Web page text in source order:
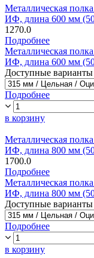
Металлическая
ИФ, длина 600 мм
1270.0
Подробнее
Металлическая
ИФ, длина 600 мм
Доступные варианты
Подробнее
в корзину
Металлическая
ИФ, длина 800 мм
1700.0
Подробнее
Металлическая
ИФ, длина 800 мм
Доступные варианты
Подробнее
в корзину